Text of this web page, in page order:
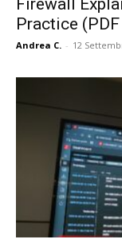
Firewall
Practice
Andrea C. - 12